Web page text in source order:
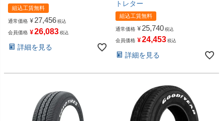
組込工賃無料
通常価格 ¥ 27,456 税込
会員価格 ¥26,083 税込
詳細を見る
トレター
組込工賃無料
通常価格 ¥ 25,740 税込
会員価格 ¥24,453 税込
詳細を見る